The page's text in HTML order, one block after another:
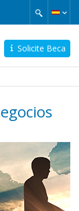
Solicite Beca